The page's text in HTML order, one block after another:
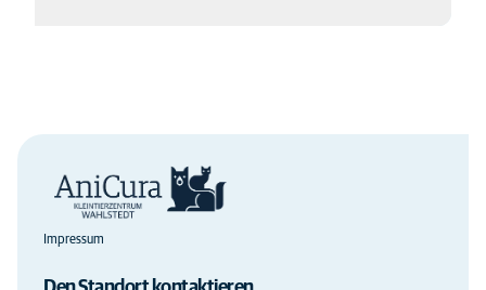
Impressum